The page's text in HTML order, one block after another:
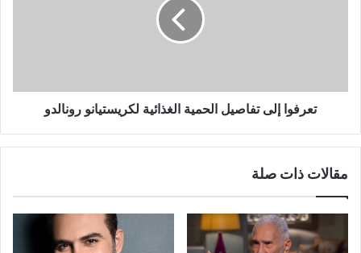
تعرفوا إلى تفاصيل الحمية الغذائية لكريستيانو رونالدو
مقالات ذات صلة